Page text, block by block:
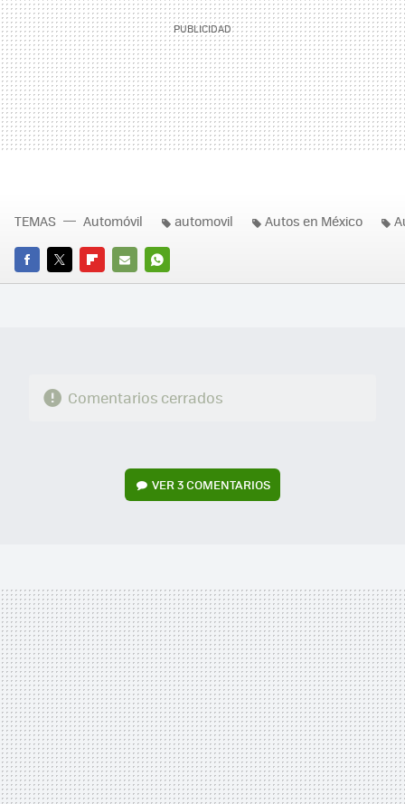
FACEBOOK
TWITTERFLIPBOARD
E-
WHATSAPP
TEMAS Automóvil automovil Autos en México
Comentarios cerrados
VER3 COMENTARIOS